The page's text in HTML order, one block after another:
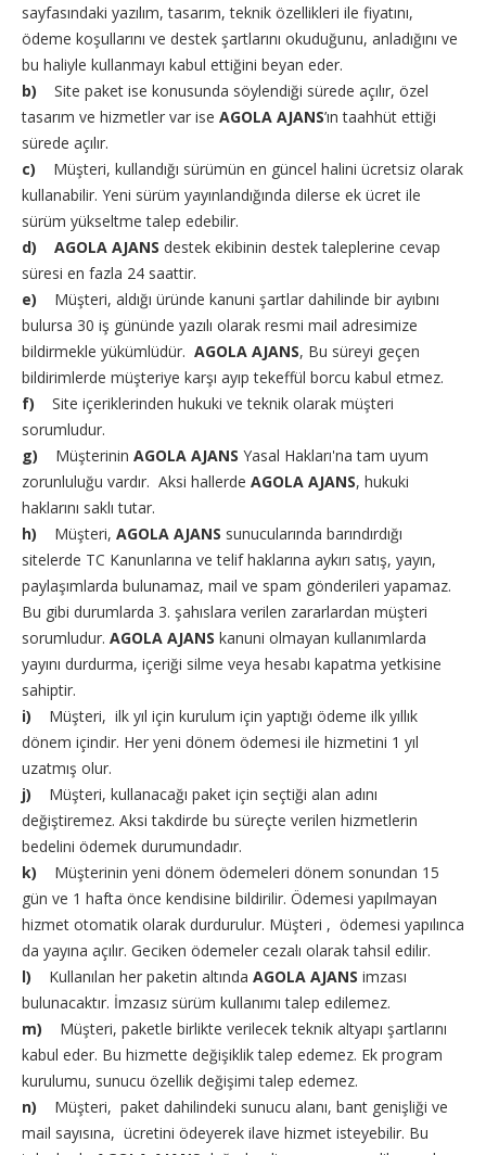
sayfasındaki yazılım, tasarım, teknik özellikleri ile fiyatını,
ödeme koşullarını ve destek şartlarını okuduğunu, anladığını ve
bu haliyle kullanmayı kabul ettiğini beyan eder.
b)
Site paket ise konusunda söylendiği sürede açılır, özel
tasarım ve hizmetler var ise AGOLA AJANS’ın taahhüt ettiği
sürede açılır.
c) Müşteri, kullandığı sürümün en güncel halini ücretsiz olarak
kullanabilir. Yeni sürüm yayınlandığında dilerse ek ücret ile
sürüm yükseltme talep edebilir.
d) AGOLA AJANS destek ekibinin destek taleplerine cevap
süresi en fazla 24 saattir.
e)
Müşteri, aldığı üründe kanuni şartlar dahilinde bir ayıbını
bulursa 30 iş gününde yazılı olarak resmi mail adresimize
bildirmekle yükümlüdür. AGOLA AJANS, Bu süreyi geçen
bildirimlerde müşteriye karşı ayıp tekeffül borcu kabul etmez.
f)
Site içeriklerinden hukuki ve teknik olarak müşteri
sorumludur.
g) Müşterinin AGOLA AJANS Yasal Hakları'na tam uyum
zorunluluğu vardır. Aksi hallerde AGOLA AJANS, hukuki
haklarını saklı tutar.
h)
Müşteri, AGOLA AJANS sunucularında barındırdığı
sitelerde TC Kanunlarına ve telif haklarına aykırı satış, yayın,
paylaşımlarda bulunamaz, mail ve spam gönderileri yapamaz.
Bu gibi durumlarda 3. şahıslara verilen zararlardan müşteri
sorumludur. AGOLA AJANS kanuni olmayan kullanımlarda
yayını durdurma, içeriği silme veya hesabı kapatma yetkisine
sahiptir.
i)
Müşteri, ilk yıl için kurulum için yaptığı ödeme ilk yıllık
dönem içindir. Her yeni dönem ödemesi ile hizmetini 1 yıl
uzatmış olur.
j)
Müşteri, kullanacağı paket için seçtiği alan adını
değiştiremez. Aksi takdirde bu süreçte verilen hizmetlerin
bedelini ödemek durumundadır.
k)
Müşterinin yeni dönem ödemeleri dönem sonundan 15
gün ve 1 hafta önce kendisine bildirilir. Ödemesi yapılmayan
hizmet otomatik olarak durdurulur. Müşteri , ödemesi yapılınca
da yayına açılır. Geciken ödemeler cezalı olarak tahsil edilir.
l)
Kullanılan her paketin altında AGOLA AJANS imzası
bulunacaktır. İmzasız sürüm kullanımı talep edilemez.
m)
Müşteri, paketle birlikte verilecek teknik altyapı şartlarını
kabul eder. Bu hizmette değişiklik talep edemez. Ek program
kurulumu, sunucu özellik değişimi talep edemez.
n)
Müşteri, paket dahilindeki sunucu alanı, bant genişliği ve
mail sayısına, ücretini ödeyerek ilave hizmet isteyebilir. Bu